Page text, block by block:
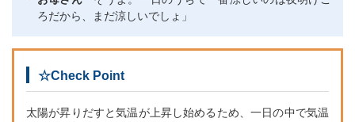
ろだから、まだ涼しいでしょ」
☆Check Point
太陽が昇りだすと気温が上昇し始めるため、一日の中で気温